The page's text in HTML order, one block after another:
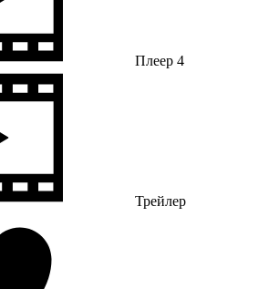
Плеер 4
Трейлер